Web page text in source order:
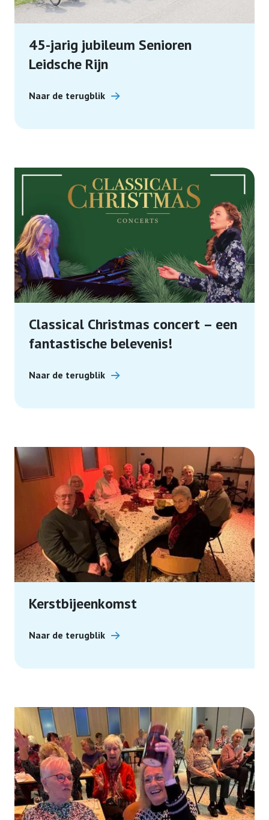
45-jarig jubileum Senioren
Leidsche Rijn
Naar de terugblik
Classical Christmas concert – een
fantastische belevenis!
Naar de terugblik
Kerstbijeenkomst
Naar de terugblik